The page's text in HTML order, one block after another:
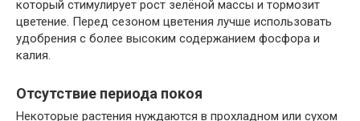
который стимулирует рост зелёной массы и тормозит
цветение. Перед сезоном цветения лучше использовать
удобрения с более высоким содержанием фосфора и
калия.
Отсутствие периода покоя
Некоторые растения нуждаются в прохладном или сухом